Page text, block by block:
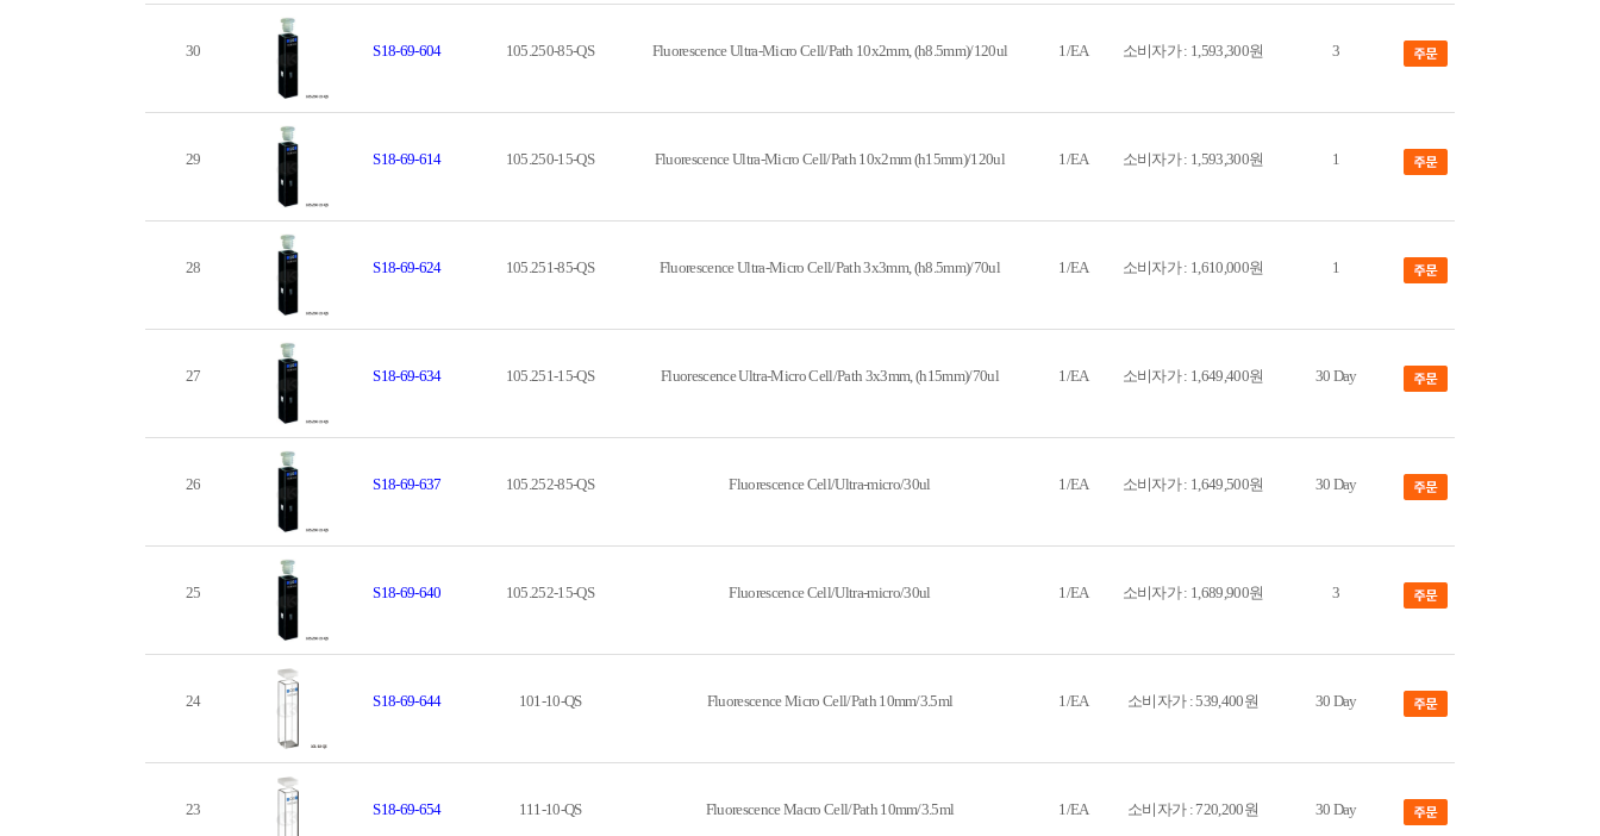
30 S18-69-604 105.250-85-QS Fluorescence Ultra-Micro Cell/Path 10x2mm, (h8.5mm)/120ul 1/EA 소비자가 : 1,593,300원 3
29 S18-69-614 105.250-15-QS Fluorescence Ultra-Micro Cell/Path 10x2mm (h15mm)/120ul 1/EA 소비자가 : 1,593,300원 1
28 S18-69-624 105.251-85-QS Fluorescence Ultra-Micro Cell/Path 3x3mm, (h8.5mm)/70ul 1/EA 소비자가 : 1,610,000원 1
27 S18-69-634 105.251-15-QS Fluorescence Ultra-Micro Cell/Path 3x3mm, (h15mm)/70ul 1/EA 소비자가 : 1,649,400원 30 Day
26 S18-69-637 105.252-85-QS Fluorescence Cell/Ultra-micro/30ul 1/EA 소비자가 : 1,649,500원 30 Day
25 S18-69-640 105.252-15-QS Fluorescence Cell/Ultra-micro/30ul 1/EA 소비자가 : 1,689,900원 3
24 S18-69-644 101-10-QS Fluorescence Micro Cell/Path 10mm/3.5ml 1/EA 소비자가 : 539,400원 30 Day
23 S18-69-654 111-10-QS Fluorescence Macro Cell/Path 10mm/3.5ml 1/EA 소비자가 : 720,200원 30 Day